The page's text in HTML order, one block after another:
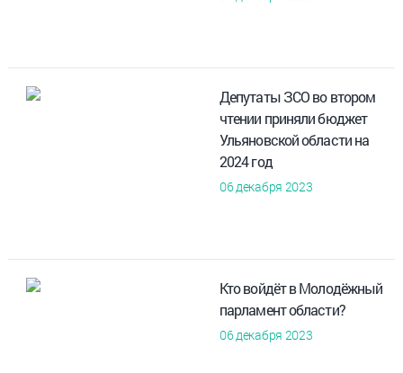
Депутаты ЗСО во втором
чтении приняли бюджет
Ульяновской области на
2024 год
06 декабря 2023
Кто войдёт в Молодёжный
парламент области?
06 декабря 2023